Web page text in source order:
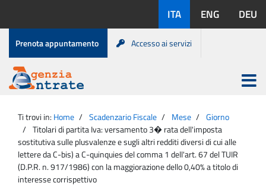
contenuto
disponibili:
ITA ENG DEU
Menu
di
servizio
Prenota appuntamento Accesso ai servizi
Agenzia
Entrate
Apri
menu
principale
Ti trovi in: Home Scadenzario Fiscale Mese
Giorno
Titolari di partita Iva: versamento 3� rata dell'imposta
sostitutiva sulle plusvalenze e sugli altri redditi diversi di cui alle
lettere da C-bis) a C-quinquies del comma 1 dell'art. 67 del TUIR
(D.P.R. n. 917/1986) con la maggiorazione dello 0,40% a titolo di
interesse corrispettivo